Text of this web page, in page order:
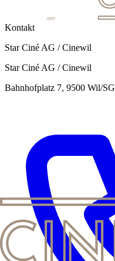
Kontakt
Star Ciné AG / Cinewil
Star Ciné AG / Cinewil
Bahnhofplatz 7, 9500 Wil/SG